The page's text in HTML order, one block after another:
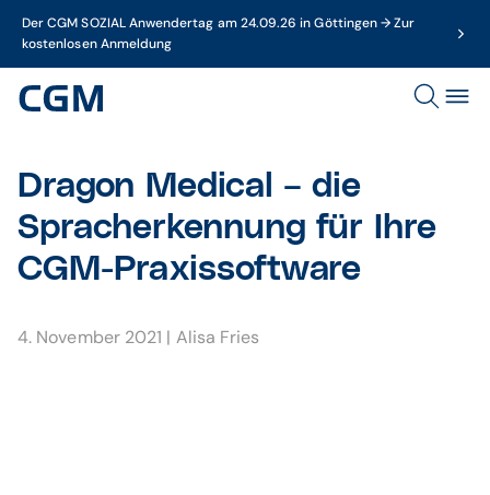
Der CGM SOZIAL Anwendertag am 24.09.26 in Göttingen → Zur
kostenlosen Anmeldung
Dragon Medical – die
Spracherkennung für Ihre
CGM-Praxissoftware
4. November 2021 | Alisa Fries